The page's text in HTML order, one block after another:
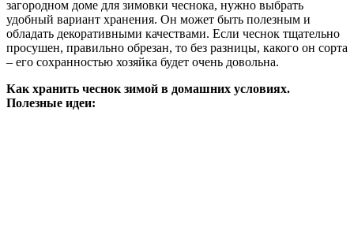
загородном доме для зимовки чеснока, нужно выбрать
удобный вариант хранения. Он может быть полезным и
обладать декоративными качествами. Если чеснок тщательно
просушен, правильно обрезан, то без разницы, какого он сорта
– его сохранностью хозяйка будет очень довольна.
Как хранить чеснок зимой в домашних условиях.
Полезные идеи: